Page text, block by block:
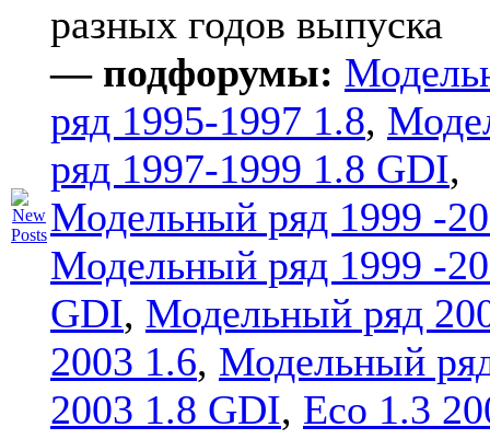
разных годов выпуска
— подфорумы:
ряд 1995-1997 1.8,
ряд 1997-1999 1.8 GDI,
Модельный ряд 1999 -
Модельный ряд 1999 -
GDI, Модельный ряд
2003 1.6, Модельный
2003 1.8 GDI, Eco 1.3